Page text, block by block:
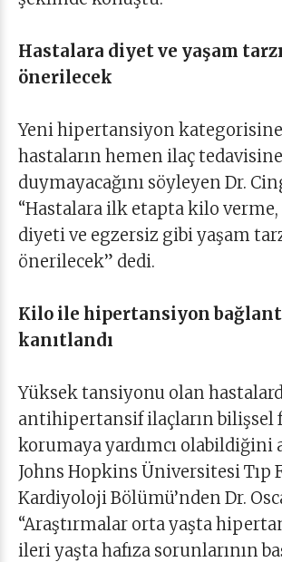
Hastalara diyet ve yaşam
önerilecek
Yeni hipertansiyon
hastaların hemen ilaç
duymayacağını söyleyen Dr.
“Hastalara ilk etapta kilo
diyeti ve egzersiz gibi yaşam
önerilecek” dedi.
Kilo ile hipertansiyon
kanıtlandı
Yüksek tansiyonu olan
antihipertansif ilaçların bilişsel
korumaya yardımcı olabildiğini
Johns Hopkins Üniversitesi Tıp
Kardiyoloji Bölümü’nden Dr.
“Araştırmalar orta yaşta
ileri yaşta hafıza sorunlarının